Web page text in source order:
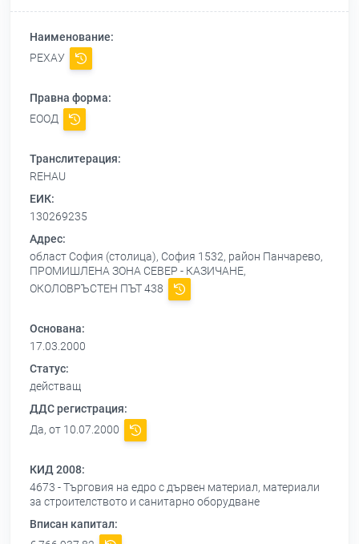
Наименование:
РЕХАУ
Правна форма:
ЕООД
Транслитерация:
REHAU
ЕИК:
130269235
Адрес:
област София (столица), София 1532, район Панчарево,
ПРОМИШЛЕНА ЗОНА СЕВЕР - КАЗИЧАНЕ,
ОКОЛОВРЪСТЕН ПЪТ 438
Основана:
17.03.2000
Статус:
действащ
ДДС регистрация:
Да, от 10.07.2000
КИД 2008:
4673 - Търговия на едро с дървен материал, материали
за строителството и санитарно оборудване
Вписан капитал: